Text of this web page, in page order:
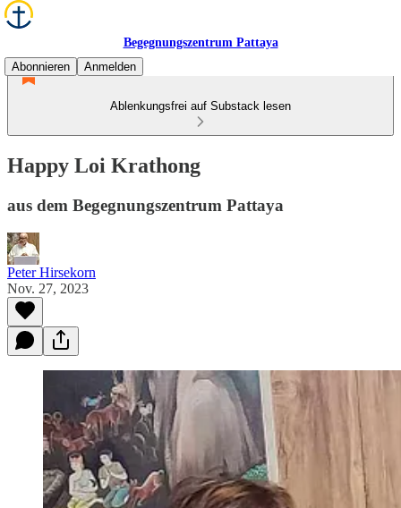
Begegnungszentrum Pattaya
Abonnieren
Anmelden
Ablenkungsfrei auf Substack lesen
Happy Loi Krathong
aus dem Begegnungszentrum Pattaya
Peter Hirsekorn
Nov. 27, 2023